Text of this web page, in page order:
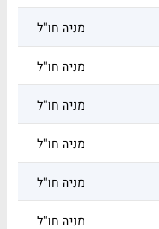
מניה חו"ל
מניה חו"ל
מניה חו"ל
מניה חו"ל
מניה חו"ל
מניה חו"ל